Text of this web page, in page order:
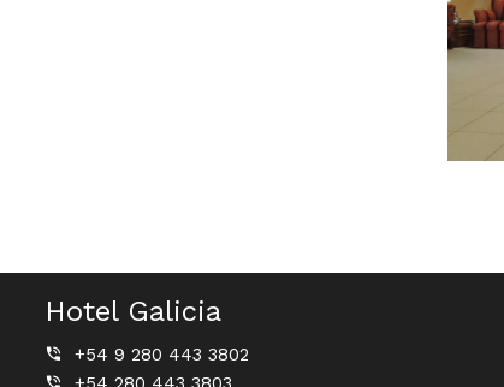
Hotel Galicia
+54 9 280 443 3802